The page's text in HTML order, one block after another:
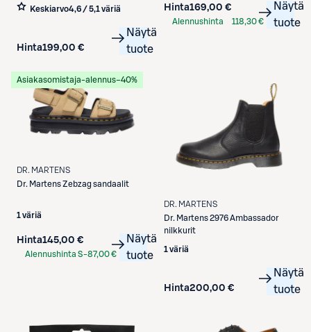
Keskiarvo4,6 / 5,1 väriä
Hinta199,00 €
Näytä
tuote
Hinta169,00 €
Alennushinta
118,30 €
Näytä
tuote
Asiakasomistaja-alennus−40%
DR. MARTENS
Dr. MartensZebzag sandaalit
1 väriä
Hinta145,00 €
Alennushinta S-87,00 €
Näytä
tuote
DR. MARTENS
Dr. Martens2976 Ambassador
nilkkurit
1 väriä
Hinta200,00 €
Näytä
tuote